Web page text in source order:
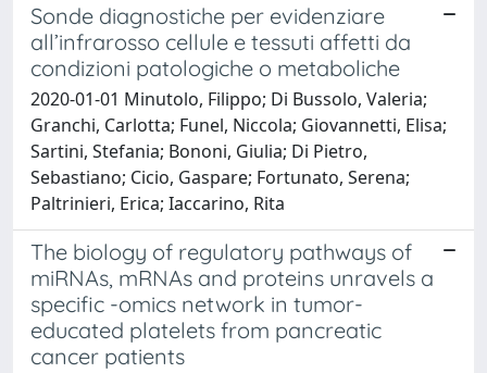
Sonde diagnostiche per evidenziare
all’infrarosso cellule e tessuti affetti da
condizioni patologiche o metaboliche
2020-01-01 Minutolo, Filippo; Di Bussolo, Valeria;
Granchi, Carlotta; Funel, Niccola; Giovannetti, Elisa;
Sartini, Stefania; Bononi, Giulia; Di Pietro,
Sebastiano; Cicio, Gaspare; Fortunato, Serena;
Paltrinieri, Erica; Iaccarino, Rita
The biology of regulatory pathways of
miRNAs, mRNAs and proteins unravels a
specific -omics network in tumor-
educated platelets from pancreatic
cancer patients